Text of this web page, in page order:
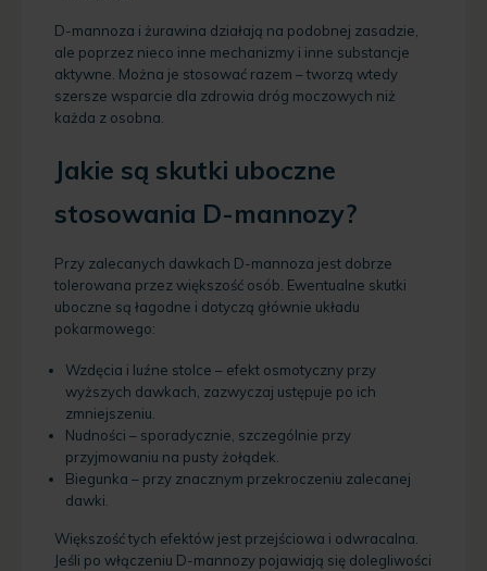
D-mannoza i żurawina działają na podobnej zasadzie,
ale poprzez nieco inne mechanizmy i inne substancje
aktywne. Można je stosować razem – tworzą wtedy
szersze wsparcie dla zdrowia dróg moczowych niż
każda z osobna.
Jakie są skutki uboczne
stosowania D-mannozy?
Przy zalecanych dawkach D-mannoza jest dobrze
tolerowana przez większość osób. Ewentualne skutki
uboczne są łagodne i dotyczą głównie układu
pokarmowego:
Wzdęcia i luźne stolce – efekt osmotyczny przy
wyższych dawkach, zazwyczaj ustępuje po ich
zmniejszeniu.
Nudności – sporadycznie, szczególnie przy
przyjmowaniu na pusty żołądek.
Biegunka – przy znacznym przekroczeniu zalecanej
dawki.
Większość tych efektów jest przejściowa i odwracalna.
Jeśli po włączeniu D-mannozy pojawiają się dolegliwości